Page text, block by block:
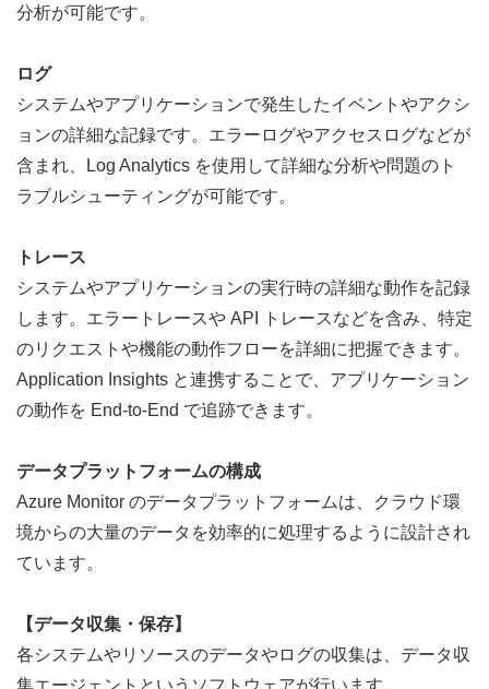
分析が可能です。
ログ
システムやアプリケーションで発生したイベントやアクシ
ョンの詳細な記録です。エラーログやアクセスログなどが
含まれ、Log Analytics を使用して詳細な分析や問題のト
ラブルシューティングが可能です。
トレース
システムやアプリケーションの実行時の詳細な動作を記録
します。エラートレースや API トレースなどを含み、特定
のリクエストや機能の動作フローを詳細に把握できます。
Application Insights と連携することで、アプリケーション
の動作を End-to-End で追跡できます。
データプラットフォームの構成
Azure Monitor のデータプラットフォームは、クラウド環
境からの大量のデータを効率的に処理するように設計され
ています。
【データ収集・保存】
各システムやリソースのデータやログの収集は、データ収
集エージェントというソフトウェアが行います。